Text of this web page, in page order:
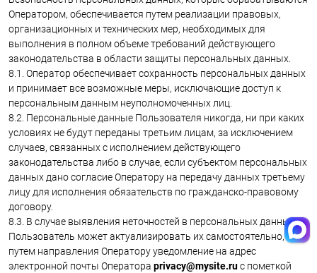
Оператором, обеспечивается путем реализации правовых,
организационных и технических мер, необходимых для
выполнения в полном объеме требований действующего
законодательства в области защиты персональных данных.
8.1. Оператор обеспечивает сохранность персональных данных
и принимает все возможные меры, исключающие доступ к
персональным данным неуполномоченных лиц.
8.2. Персональные данные Пользователя никогда, ни при каких
условиях не будут переданы третьим лицам, за исключением
случаев, связанных с исполнением действующего
законодательства либо в случае, если субъектом персональных
данных дано согласие Оператору на передачу данных третьему
лицу для исполнения обязательств по гражданско-правовому
договору.
8.3. В случае выявления неточностей в персональных данных,
Пользователь может актуализировать их самостоятельно,
путем направления Оператору уведомление на адрес
электронной почты Оператора privacy@mysite.ruс пометкой